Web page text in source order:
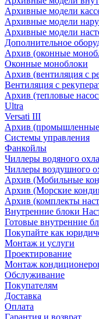
Архивные модели
Архивные модели
Архивные модели
Дополнительное
Архив (оконные
Оконные моноблоки
Архив (вентиляция с
Вентиляция с
Архив (тепловые
Ultra
Versati III
Архив
Системы управления
Фанкойлы
Чиллеры водяного
Чиллеры воздушного
Архив (Мобильные
Архив (Морские
Архив (комплекты
Внутренние блоки
Готовые внутренние
Покупайте как
Монтаж и услуги
Проектирование
Монтаж
Обслуживание
Покупателям
Доставка
Оплата
Гарантия и возврат